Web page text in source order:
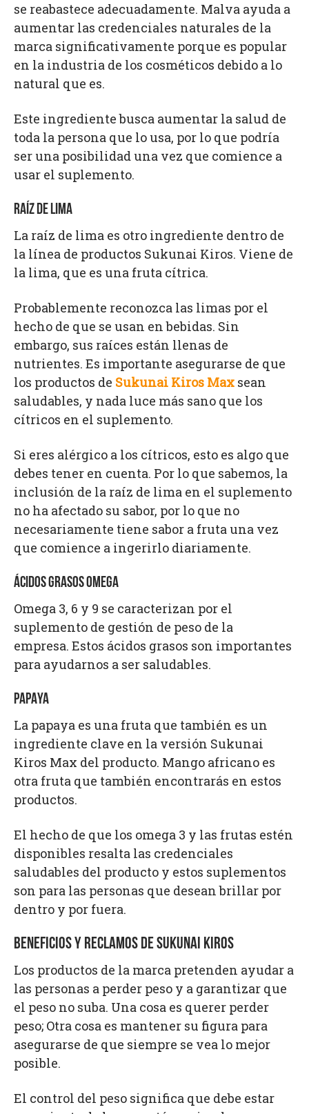
se reabastece adecuadamente. Malva ayuda a
aumentar las credenciales naturales de la
marca significativamente porque es popular
en la industria de los cosméticos debido a lo
natural que es.
Este ingrediente busca aumentar la salud de
toda la persona que lo usa, por lo que podría
ser una posibilidad una vez que comience a
usar el suplemento.
RAÍZ DE LIMA
La raíz de lima es otro ingrediente dentro de
la línea de productos Sukunai Kiros. Viene de
la lima, que es una fruta cítrica.
Probablemente reconozca las limas por el
hecho de que se usan en bebidas. Sin
embargo, sus raíces están llenas de
nutrientes. Es importante asegurarse de que
los productos de Sukunai Kiros Max sean
saludables, y nada luce más sano que los
cítricos en el suplemento.
Si eres alérgico a los cítricos, esto es algo que
debes tener en cuenta. Por lo que sabemos, la
inclusión de la raíz de lima en el suplemento
no ha afectado su sabor, por lo que no
necesariamente tiene sabor a fruta una vez
que comience a ingerirlo diariamente.
ÁCIDOS GRASOS OMEGA
Omega 3, 6 y 9 se caracterizan por el
suplemento de gestión de peso de la
empresa. Estos ácidos grasos son importantes
para ayudarnos a ser saludables.
PAPAYA
La papaya es una fruta que también es un
ingrediente clave en la versión Sukunai
Kiros Max del producto. Mango africano es
otra fruta que también encontrarás en estos
productos.
El hecho de que los omega 3 y las frutas estén
disponibles resalta las credenciales
saludables del producto y estos suplementos
son para las personas que desean brillar por
dentro y por fuera.
BENEFICIOS Y RECLAMOS DE SUKUNAI KIROS
Los productos de la marca pretenden ayudar a
las personas a perder peso y a garantizar que
el peso no suba. Una cosa es querer perder
peso; Otra cosa es mantener su figura para
asegurarse de que siempre se vea lo mejor
posible.
El control del peso significa que debe estar